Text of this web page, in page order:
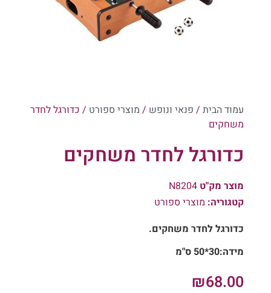
עמוד הבית/פנאי ונופש/מוצרי ספורט/ כדורגל לחדר
משחקים
כדורגל לחדר משחקים
מוצר מק"טN8204
קטגוריה:מוצרי ספורט
כדורגל לחדר משחקים.
מידה:30*50 ס"מ
₪68.00